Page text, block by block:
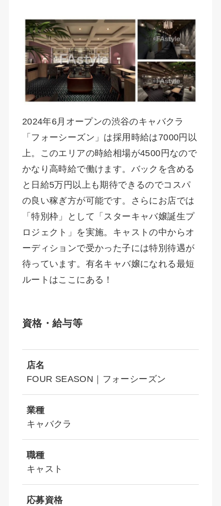
2024年6月オープンの渋谷のキャバクラ
「フォーシーズン」は採用時給は7000円以
上。このエリアの時給相場が4500円なので
かなり高時給で働けます。バックを含める
と日給5万円以上も期待できるのでコスパ
の良い稼ぎ方が可能です。さらにお店では
「特別枠」として「スターキャバ嬢誕生プ
ロジェクト」を実施。キャストの中からオ
ーディションで受かった子には特別待遇が
待っています。有名キャバ嬢になれる最短
ルートはここにある！
資格・給与等
店名
FOUR SEASON｜フォーシーズン
業種
キャバクラ
職種
キャスト
応募資格